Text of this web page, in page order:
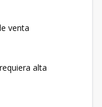
venta
alta